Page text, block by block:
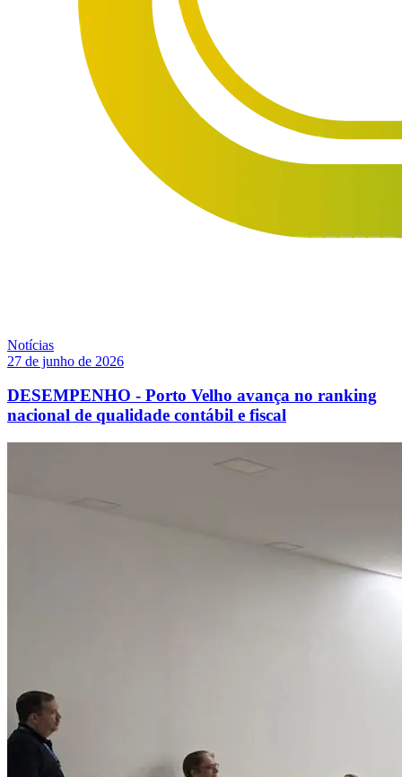
Notícias
27 de junho de 2026
DESEMPENHO - Porto Velho avança no ranking
nacional de qualidade contábil e fiscal